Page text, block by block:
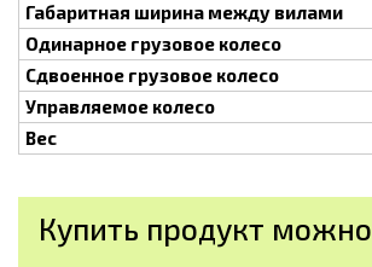
Габаритная ширина между вилами
Одинарное грузовое колесо
Сдвоенное грузовое колесо
Управляемое колесо
Вес
Купить продукт можно